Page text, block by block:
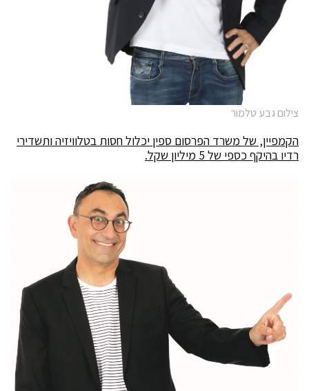
צילום גבע טלמור
הקמפיין, של משרד הפרסום ספין יכלול חסות בטלוויזיה ותשדירי
רדיו בהיקף כספי של 5 מיליון שקל.